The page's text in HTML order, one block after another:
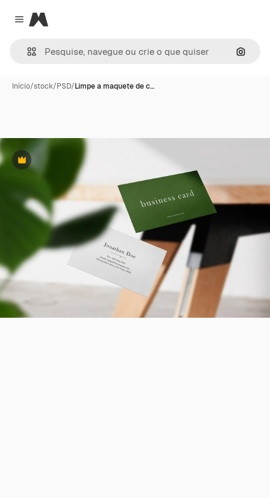
Close menu
Magnific
Início/stock/PSD/Limpe a maquete de c…
Premium